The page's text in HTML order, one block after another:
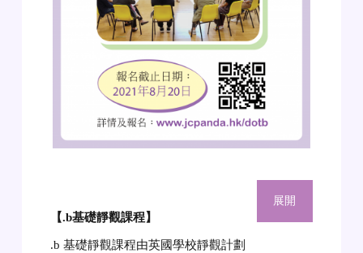
【.b基礎靜觀課程】
.b 基礎靜觀課程由英國學校靜觀計劃
展開